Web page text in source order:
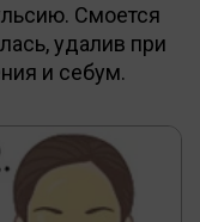
Смоется
удалив при
и себум.